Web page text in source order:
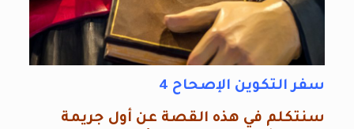
سفر التكوين الإصحاح 4
سنتكلم في هذه القصة عن أول جريمة